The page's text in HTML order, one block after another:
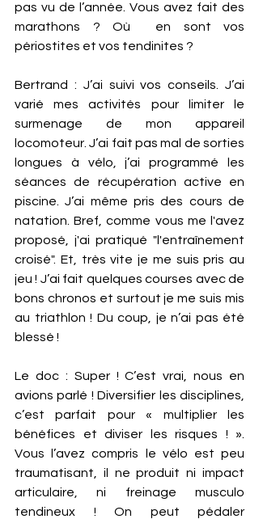
pas vu de l’année. Vous avez fait des
marathons ? Où  en sont vos
périostites et vos tendinites ?
Bertrand : J’ai suivi vos conseils. J’ai
varié mes activités pour limiter le
surmenage de mon appareil
locomoteur. J’ai fait pas mal de sorties
longues à vélo, j’ai programmé les
séances de récupération active en
piscine. J’ai même pris des cours de
natation. Bref, comme vous me l'avez
proposé, j'ai pratiqué "l'entraînement
croisé". Et, très vite je me suis pris au
jeu ! J’ai fait quelques courses avec de
bons chronos et surtout je me suis mis
au triathlon ! Du coup, je n’ai pas été
blessé !
Le doc : Super ! C’est vrai, nous en
avions parlé ! Diversifier les disciplines,
c’est parfait pour « multiplier les
bénéfices et diviser les risques ! ».
Vous l’avez compris le vélo est peu
traumatisant, il ne produit ni impact
articulaire, ni freinage musculo
tendineux ! On peut pédaler